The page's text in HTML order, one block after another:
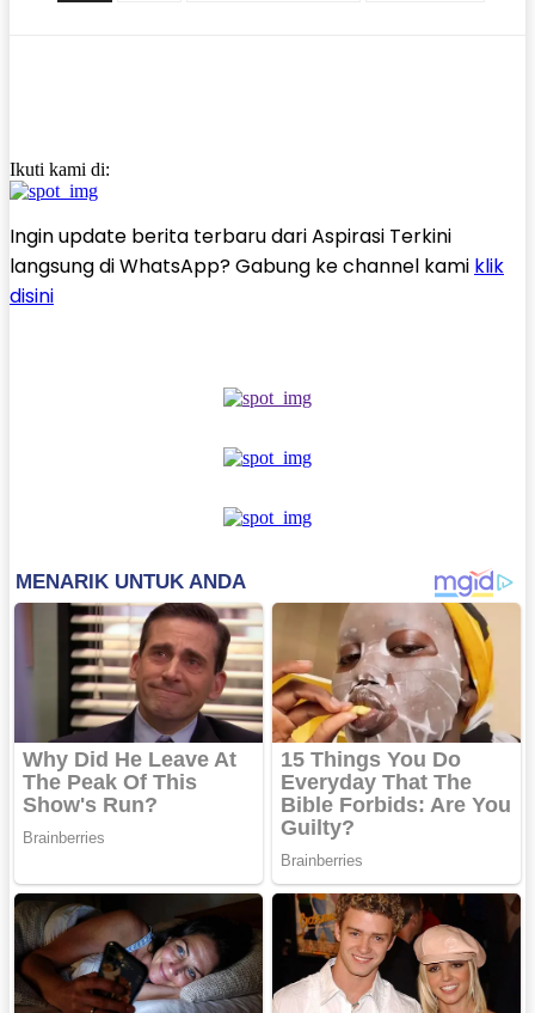
Ikuti kami di:
Ingin update berita terbaru dari Aspirasi Terkini
langsung di WhatsApp? Gabung ke channel kami klik
disini